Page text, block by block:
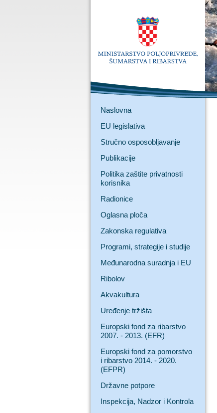
Naslovna
EU legislativa
Stručno osposobljavanje
Publikacije
Politika zaštite privatnosti
korisnika
Radionice
Oglasna ploča
Zakonska regulativa
Programi, strategije i studije
Međunarodna suradnja i EU
Ribolov
Akvakultura
Uređenje tržišta
Europski fond za ribarstvo
2007. - 2013. (EFR)
Europski fond za pomorstvo
i ribarstvo 2014. - 2020.
(EFPR)
Državne potpore
Inspekcija, Nadzor i Kontrola